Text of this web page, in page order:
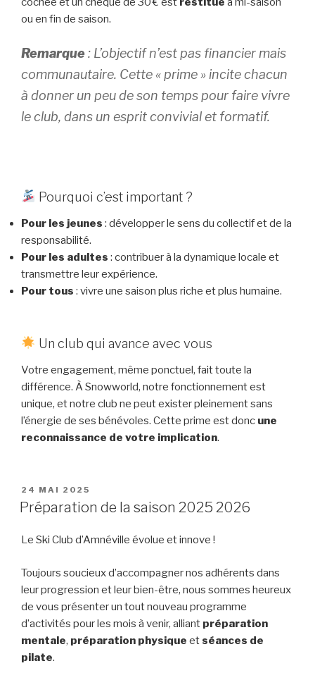
ou en fin de saison.
Remarque: L’objectif n’est pas financier mais
communautaire. Cette « prime » incite chacun
à donner un peu de son temps pour faire vivre
le club, dans un esprit convivial et formatif.
Pourquoi c’est important ?
Pour les jeunes : développer le sens du collectif et de la
responsabilité.
Pour les adultes : contribuer à la dynamique locale et
transmettre leur expérience.
Pour tous : vivre une saison plus riche et plus humaine.
Un club qui avance avec vous
Votre engagement, même ponctuel, fait toute la
différence. À Snowworld, notre fonctionnement est
unique, et notre club ne peut exister pleinement sans
l’énergie de ses bénévoles. Cette prime est donc une
reconnaissance de votre implication.
PUBLIÉ
LE
24 MAI 2025
Préparation de la saison 2025 2026
Le Ski Club d’Amnéville évolue et innove !
Toujours soucieux d’accompagner nos adhérents dans
leur progression et leur bien-être, nous sommes heureux
de vous présenter un tout nouveau programme
d’activités pour les mois à venir, alliant préparation
mentale, préparation physique etséances de
pilate.